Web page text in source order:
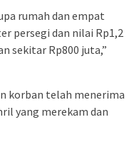
rumah dan empat
persegi dan nilai Rp1,2
sekitar Rp800 juta,”
korban telah menerima
yang merekam dan